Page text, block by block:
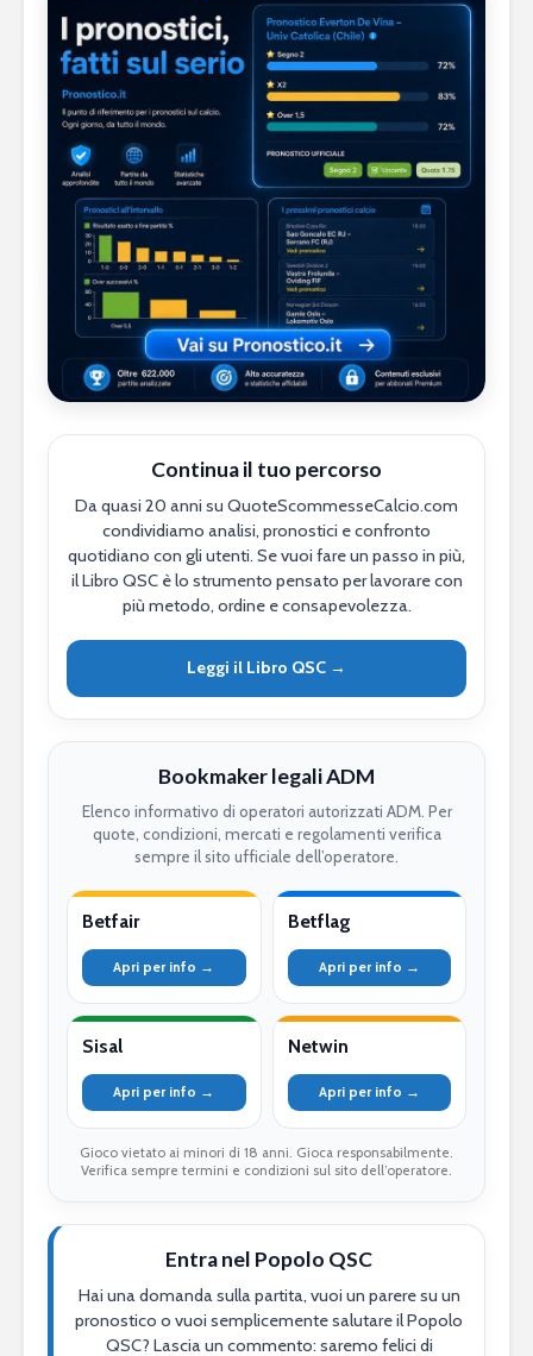
Continua il tuo percorso
Da quasi 20 anni su QuoteScommesseCalcio.com
condividiamo analisi, pronostici e confronto
quotidiano con gli utenti. Se vuoi fare un passo in più,
il Libro QSC è lo strumento pensato per lavorare con
più metodo, ordine e consapevolezza.
Leggi il Libro QSC →
Bookmaker legali ADM
Elenco informativo di operatori autorizzati ADM. Per
quote, condizioni, mercati e regolamenti verifica
sempre il sito ufficiale dell’operatore.
Betfair
Apri per info →
Betflag
Apri per info →
Sisal
Apri per info →
Netwin
Apri per info →
Gioco vietato ai minori di 18 anni. Gioca responsabilmente.
Verifica sempre termini e condizioni sul sito dell’operatore.
Entra nel Popolo QSC
Hai una domanda sulla partita, vuoi un parere su un
pronostico o vuoi semplicemente salutare il Popolo
QSC? Lascia un commento: saremo felici di